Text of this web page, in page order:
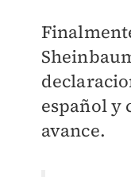
español y
avance.